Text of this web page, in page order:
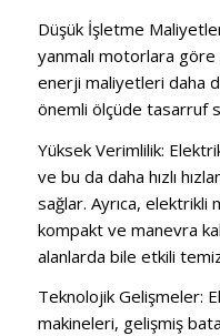
Düşük İşletme
yanmalı motorlara
enerji maliyetleri daha
önemli ölçüde tasarruf
Yüksek Verimlilik:
ve bu da daha hızlı
sağlar. Ayrıca, elektrikli
kompakt ve manevra
alanlarda bile etkili
Teknolojik Gelişmeler:
makineleri, gelişmiş